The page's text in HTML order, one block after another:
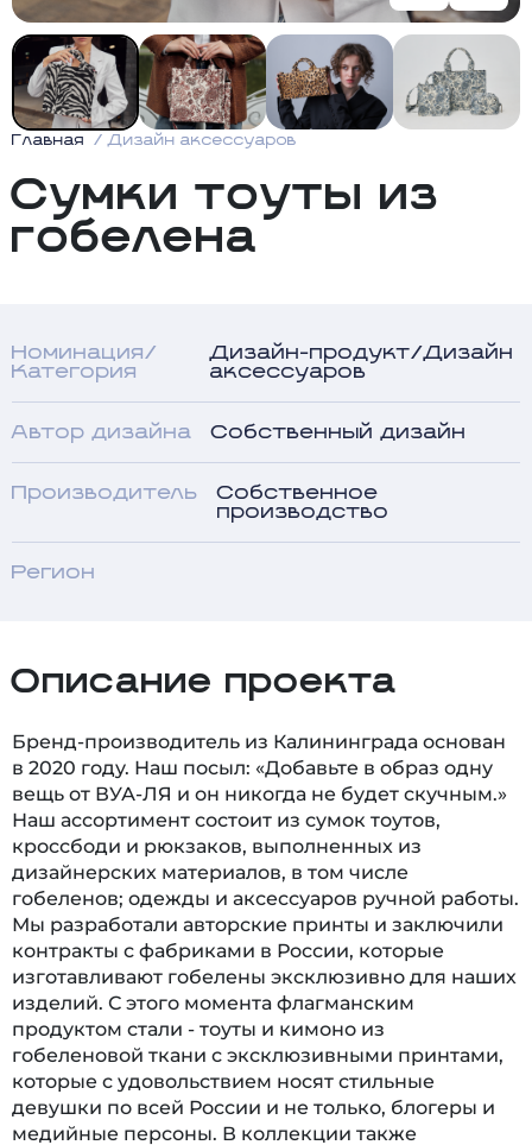
Главная Дизайн аксессуаров
Сумки тоуты из
гобелена
Номинация/
Категория
Дизайн-продукт/Дизайн
аксессуаров
Автор дизайна Собственный дизайн
Производитель
Собственное
производство
Регион
Описание проекта
Бренд-производитель из Калининграда основан
в 2020 году. Наш посыл: «Добавьте в образ одну
вещь от ВУА-ЛЯ и он никогда не будет скучным.»
Наш ассортимент состоит из сумок тоутов,
кроссбоди и рюкзаков, выполненных из
дизайнерских материалов, в том числе
гобеленов; одежды и аксессуаров ручной работы.
Мы разработали авторские принты и заключили
контракты с фабриками в России, которые
изготавливают гобелены эксклюзивно для наших
изделий. С этого момента флагманским
продуктом стали - тоуты и кимоно из
гобеленовой ткани с эксклюзивными принтами,
которые с удовольствием носят стильные
девушки по всей России и не только, блогеры и
медийные персоны. В коллекции также